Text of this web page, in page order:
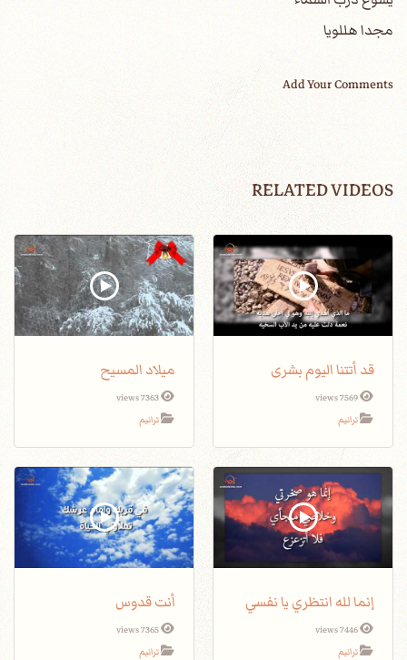
مجدا هللويا
Add Your Comments
RELATED VIDEOS
قد أتتنا اليوم بشرى
7569 views
ترانيم
ميلاد المسيح
7363 views
ترانيم
إنما لله انتظري يا نفسي
7446 views
ترانيم
أنت قدوس
7365 views
ترانيم